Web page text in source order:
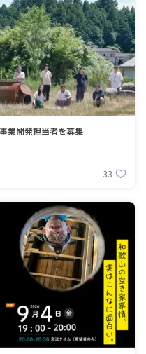
業開発担当者を募集
33